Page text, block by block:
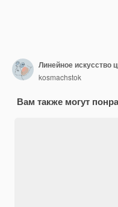
kosmachstok
Вам также могут